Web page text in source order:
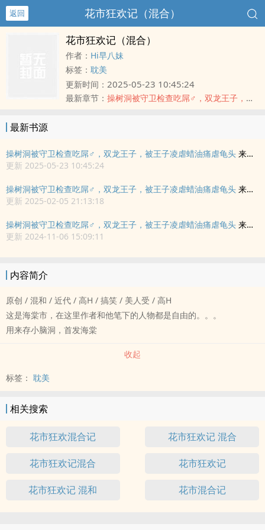
返回 花市狂欢记（混合）
花市狂欢记（混合）
作者： Hi早八妹
标签： 耽美
更新时间： 2025-05-23 10:45:24
最新章节： 操树洞被守卫检查吃屌♂，双龙王子，被王子凌虐蜡油痛虐龟头
最新书源
操树洞被守卫检查吃屌♂，双龙王子，被王子凌虐蜡油痛虐龟头 来自
更新 2025-05-23 10:45:24
操树洞被守卫检查吃屌♂，双龙王子，被王子凌虐蜡油痛虐龟头 来自
更新 2025-02-05 21:13:18
操树洞被守卫检查吃屌♂，双龙王子，被王子凌虐蜡油痛虐龟头 来自
更新 2024-11-06 15:09:11
内容简介
原创 / 混和 / 近代 / 高H / 搞笑 / 美人受 / 高H
这是海棠市，在这里作者和他笔下的人物都是自由的。。。
用来存小脑洞，首发海棠
收起
标签： 耽美
相关搜索
花市狂欢混合记 花市狂欢记 混合
花市狂欢记混合 花市狂欢记
花市狂欢记 混和 花市混合记